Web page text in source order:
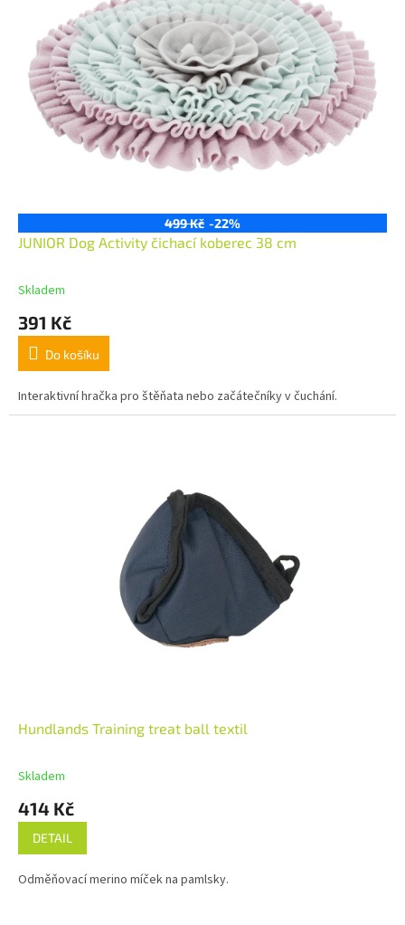
499 Kč -22%
JUNIOR Dog Activity čichací koberec 38 cm
Skladem
391 Kč
Do košíku
Interaktivní hračka pro štěňata nebo začátečníky v čuchání.
Hundlands Training treat ball textil
Skladem
414 Kč
DETAIL
Odměňovací merino míček na pamlsky.